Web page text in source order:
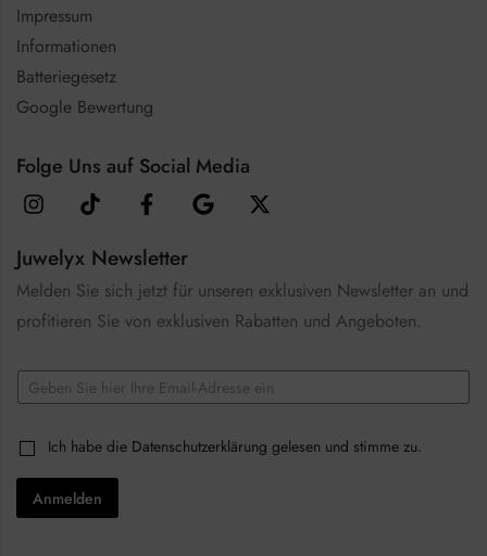
Impressum
Informationen
Batteriegesetz
Google Bewertung
Folge Uns auf Social Media
Juwelyx Newsletter
Melden Sie sich jetzt für unseren exklusiven Newsletter an und
profitieren Sie von exklusiven Rabatten und Angeboten.
E
m
lh
c
b
C
h
e
k
Ich habe die Datenschutzerklärung gelesen und stimme zu.
Anmelden